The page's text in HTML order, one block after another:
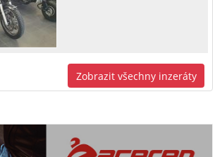
Zobrazit všechny inzeráty